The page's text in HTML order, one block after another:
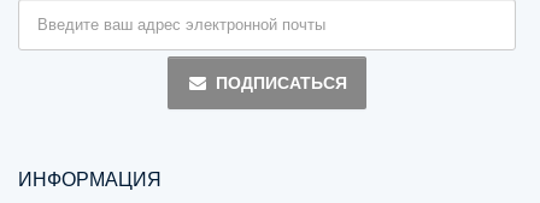
ПОДПИСАТЬСЯ
ИНФОРМАЦИЯ